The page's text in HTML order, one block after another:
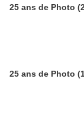
25 ans de Photo
25 ans de Photo